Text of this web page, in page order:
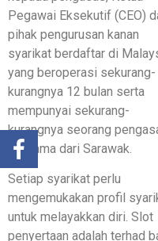
Pegawai Eksekutif (CEO)
pihak pengurusan kanan
syarikat berdaftar di
yang beroperasi sekurang-
kurangnya 12 bulan serta
mempunyai sekurang-
kurangnya seorang
bersama dari Sarawak.
Setiap syarikat perlu
mengemukakan profil
untuk melayakkan diri. Slot
penyertaan adalah terhad